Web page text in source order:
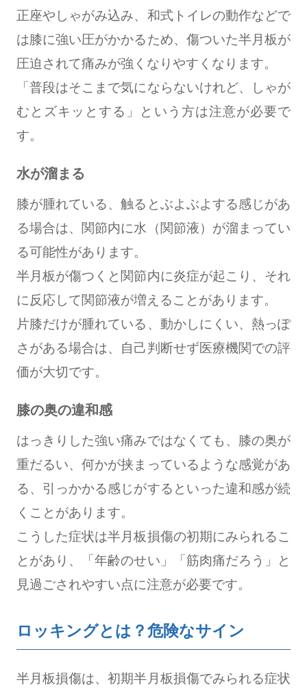
正座やしゃがみ込み、和式トイレの動作などで
は膝に強い圧がかかるため、傷ついた半月板が
圧迫されて痛みが強くなりやすくなります。
「普段はそこまで気にならないけれど、しゃが
むとズキッとする」という方は注意が必要で
す。
水が溜まる
膝が腫れている、触るとぶよぶよする感じがあ
る場合は、関節内に水（関節液）が溜まってい
る可能性があります。
半月板が傷つくと関節内に炎症が起こり、それ
に反応して関節液が増えることがあります。
片膝だけが腫れている、動かしにくい、熱っぽ
さがある場合は、自己判断せず医療機関での評
価が大切です。
膝の奥の違和感
はっきりした強い痛みではなくても、膝の奥が
重だるい、何かが挟まっているような感覚があ
る、引っかかる感じがするといった違和感が続
くことがあります。
こうした症状は半月板損傷の初期にみられるこ
とがあり、「年齢のせい」「筋肉痛だろう」と
見過ごされやすい点に注意が必要です。
ロッキングとは？危険なサイン
半月板損傷は、初期半月板損傷でみられる症状